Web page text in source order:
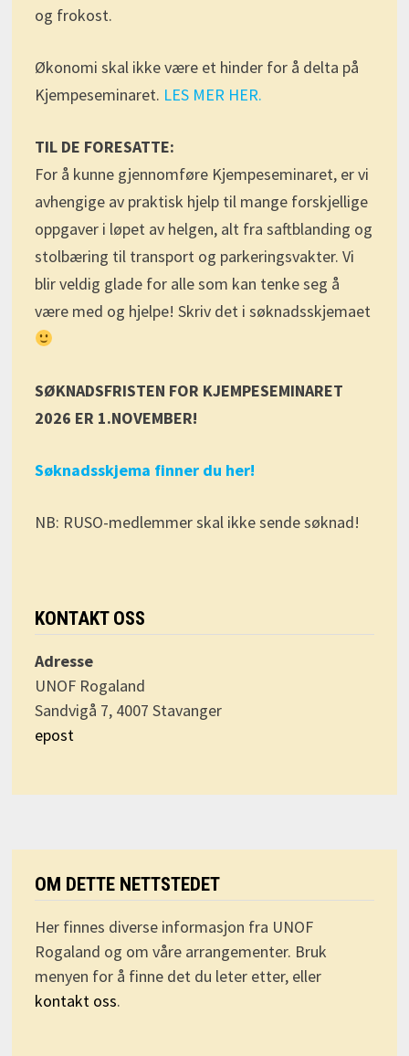
og frokost.
Økonomi skal ikke være et hinder for å delta på
Kjempeseminaret. LES MER HER.
TIL DE FORESATTE:
For å kunne gjennomføre Kjempeseminaret, er vi
avhengige av praktisk hjelp til mange forskjellige
oppgaver i løpet av helgen, alt fra saftblanding og
stolbæring til transport og parkeringsvakter. Vi
blir veldig glade for alle som kan tenke seg å
være med og hjelpe! Skriv det i søknadsskjemaet
SØKNADSFRISTEN FOR KJEMPESEMINARET
2026 ER 1.NOVEMBER!
Søknadsskjema finner du her!
NB: RUSO-medlemmer skal ikke sende søknad!
KONTAKT OSS
Adresse
UNOF Rogaland
Sandvigå 7, 4007 Stavanger
epost
OM DETTE NETTSTEDET
Her finnes diverse informasjon fra UNOF
Rogaland og om våre arrangementer. Bruk
menyen for å finne det du leter etter, eller
kontakt oss.